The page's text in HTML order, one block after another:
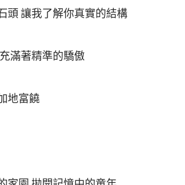
頭 讓我了解你真實的結構
滿著精準的驕傲
地富饒